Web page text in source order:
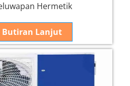
Hermetik
Butiran Lanjut